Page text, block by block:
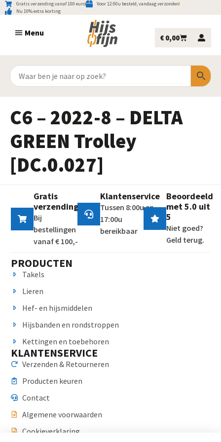
Gratis verzending vanaf 100 euro
Voor 12:00u besteld, vandaag verzonden
Nu 10% extra korting
€ 0,00
C6 – 2022-8 – DELTA
GREEN Trolley
[DC.0.027]
Gratis
verzending
Bij
bestellingen
vanaf € 100,-
Klantenservice
Tussen 8:00u en
17:00u
bereikbaar
Beoordeeld
met 5.0 uit
5
Niet goed?
Geld terug.
PRODUCTEN
Takels
Lieren
Hef- en hijsmiddelen
Hijsbanden en rondstroppen
Kettingen en toebehoren
KLANTENSERVICE
Verzenden & Retourneren
Producten keuren
Contact
Algemene voorwaarden
Cookieverklaring